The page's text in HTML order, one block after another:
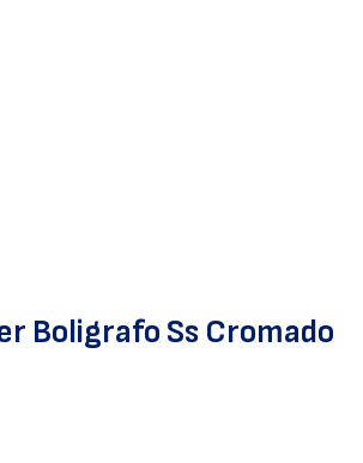
Boligrafo Ss Cromado